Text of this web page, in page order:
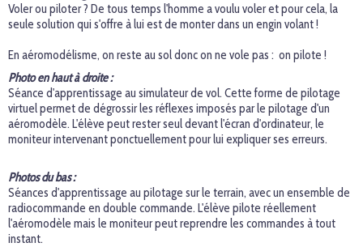
Voler ou piloter ? De tous temps l'homme a voulu voler et pour cela, la
seule solution qui s'offre à lui est de monter dans un engin volant !
En aéromodélisme, on reste au sol donc on ne vole pas : on pilote !
Photo en haut à droite :
Séance d'apprentissage au simulateur de vol. Cette forme de pilotage
virtuel permet de dégrossir les réflexes imposés par le pilotage d'un
aéromodèle. L'élève peut rester seul devant l'écran d'ordinateur, le
moniteur intervenant ponctuellement pour lui expliquer ses erreurs.
Photos du bas :
Séances d'apprentissage au pilotage sur le terrain, avec un ensemble de
radiocommande en double commande. L'élève pilote réellement
l'aéromodèle mais le moniteur peut reprendre les commandes à tout
instant.